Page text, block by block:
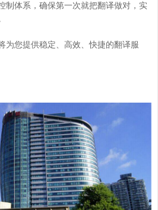
制体系，确保第一次就把翻译做对，实
为您提供稳定、高效、快捷的翻译服